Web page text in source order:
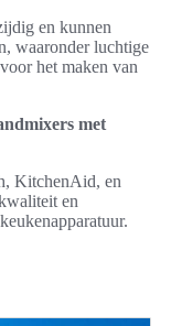
en kunnen
waaronder luchtige
het maken van
met
KitchenAid, en
en